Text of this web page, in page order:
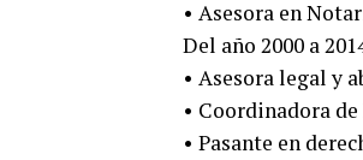
• Asesora en
Del año 2000 a
• Asesora legal y
• Coordinadora
• Pasante en